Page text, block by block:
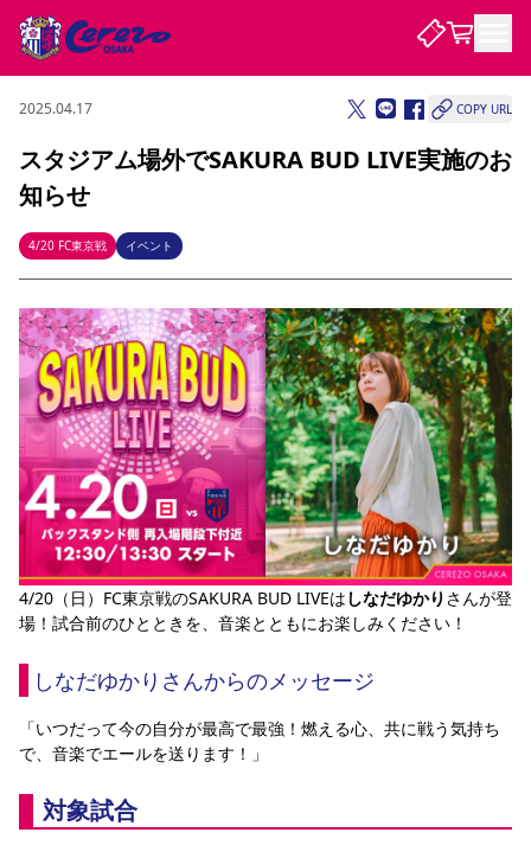
試合・チーム
試合について
試合日程 / 結果 順位表
チームについて
選手・スタッフ スケジュール メディア情報 アクセス
レディース
アカデミー ハナサカプレーヤー 歴代所属選手
観戦する
チケット
チケット情報 販売スケジュール 価格・席種 購入方法
シーズンシート 法人シーズンシート 福祉サービス 団体チケット
特定興行入場券 譲渡サービス リセールサービス
観戦ガイド
初めて観戦ガイド キッズ向けサービス グルメ マッチデープログラム
観戦マナー&ルール ビジターサポーター観戦ガイド 公式アプリ
スタジアム
YANMAR HANASAKA STADIUM
DAZNで観戦
DAZNで観戦
アウェイツアー
アウェイツアー
よくある質問
よくある質問
クラブを知る
セレッソ大阪について
クラブ紹介 沿革 シーズン記録 求人情報
サポートする
パートナー企業募集中 セレッソ大阪VISAカード
サポートスタッフ
セレッソアイデアちょうだいな
応援商店街
Lise（ライセンスビジネス）
サステナビリティ
サステナビリティポリシー SDGsのゴール
インパクトレポート
活動レポート
SPORT POSITIVE LEAGUES 取り組み実績
スポーツクラブ
関連団体/施設
長居公園 セレッソフットサルパーク
セレッソスポーツパーク舞洲
ファンクラブ
ファンクラブ
SAKURA SOCIO SAKURA POINT Program 招待券引換方法
先行入場
まいセレチケット
会員規定 婚姻届・出生届・命名書
ニュース
ニュース
すべて チーム グッズ チケット イベント ファンクラブ
ホームタウン パートナー スポーツクラブ メディア 30周年
レディース
アカデミー
2025.04.17 COPY URL
スタジアム場外でSAKURA BUD LIVE実施のお
知らせ
4/20 FC東京戦 イベント
4/20（日）FC東京戦のSAKURA BUD LIVEは しなだゆかり さんが登
場！試合前のひとときを、音楽とともにお楽しみください！
しなだゆかりさんからのメッセージ
「いつだって今の自分が最高で最強！燃える心、共に戦う気持ち
で、音楽でエールを送ります！」
対象試合